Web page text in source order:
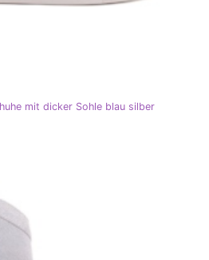
mit dicker Sohle blau silber